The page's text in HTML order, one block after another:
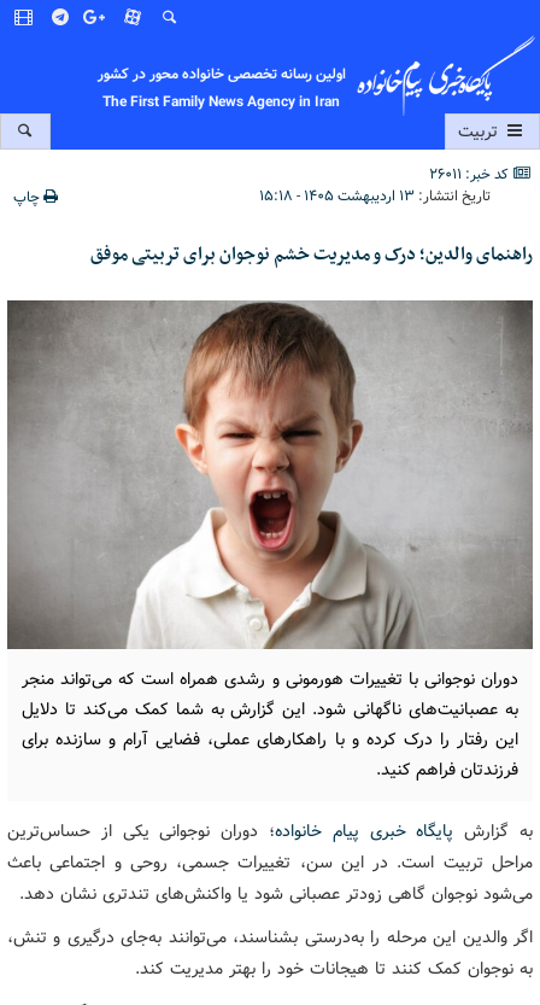
اولین رسانه تخصصی خانواده محور در کشور
The First Family News Agency in Iran
تربیت
کد خبر: 26011
تاریخ انتشار:۱۳ اردیبهشت ۱۴۰۵ - ۱۵:۱۸ چاپ
راهنمای والدین؛ درک و مدیریت خشم نوجوان برای تربیتی موفق
دوران نوجوانی با تغییرات هورمونی و رشدی همراه است که می‌تواند منجر
به عصبانیت‌های ناگهانی شود. این گزارش به شما کمک می‌کند تا دلایل
این رفتار را درک کرده و با راهکارهای عملی، فضایی آرام و سازنده برای
فرزندتان فراهم کنید.
به گزارش پایگاه خبری پیام خانواده؛ دوران نوجوانی یکی از حساس‌ترین
مراحل تربیت است. در این سن، تغییرات جسمی، روحی و اجتماعی باعث
می‌شود نوجوان گاهی زودتر عصبانی شود یا واکنش‌های تندتری نشان دهد.
اگر والدین این مرحله را به‌درستی بشناسند، می‌توانند به‌جای درگیری و تنش،
به نوجوان کمک کنند تا هیجانات خود را بهتر مدیریت کند.